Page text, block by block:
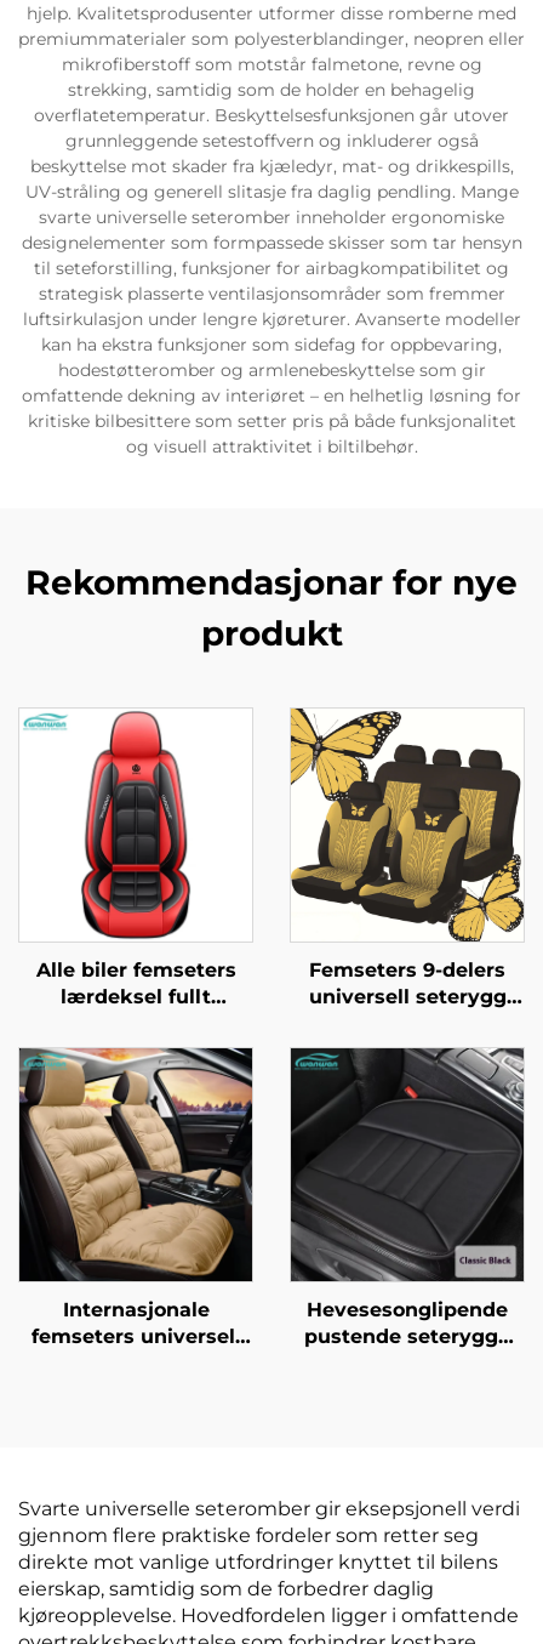
hjelp. Kvalitetsprodusenter utformer disse romberne med
premiummaterialer som polyesterblandinger, neopren eller
mikrofiberstoff som motstår falmetone, revne og
strekking, samtidig som de holder en behagelig
overflatetemperatur. Beskyttelsesfunksjonen går utover
grunnleggende setestoffvern og inkluderer også
beskyttelse mot skader fra kjæledyr, mat- og drikkespills,
UV-stråling og generell slitasje fra daglig pendling. Mange
svarte universelle seteromber inneholder ergonomiske
designelementer som formpassede skisser som tar hensyn
til seteforstilling, funksjoner for airbagkompatibilitet og
strategisk plasserte ventilasjonsområder som fremmer
luftsirkulasjon under lengre kjøreturer. Avanserte modeller
kan ha ekstra funksjoner som sidefag for oppbevaring,
hodestøtteromber og armlenebeskyttelse som gir
omfattende dekning av interiøret – en helhetlig løsning for
kritiske bilbesittere som setter pris på både funksjonalitet
og visuell attraktivitet i biltilbehør.
Rekommendasjonar for nye
produkt
Alle biler femseters
lærdeksel fullt
årstider universell
slitesterk skitlere
pustende seterygge
Femseters 9-delers
universell seterygg
sommerfugl
inntrykkningsprosess
design lær til
utenlandske biler
Internasjonale
femseters universell
Hevesesonglipende
pustende seterygge
Svarte universelle seteromber gir eksepsjonell verdi
gjennom flere praktiske fordeler som retter seg
direkte mot vanlige utfordringer knyttet til bilens
eierskap, samtidig som de forbedrer daglig
kjøreopplevelse. Hovedfordelen ligger i omfattende